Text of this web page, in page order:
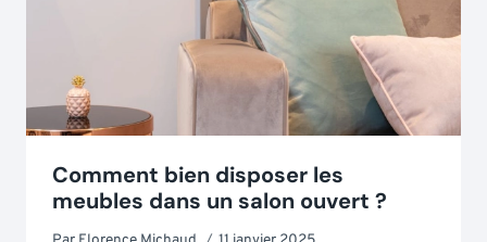
Comment bien disposer les
meubles dans un salon ouvert ?